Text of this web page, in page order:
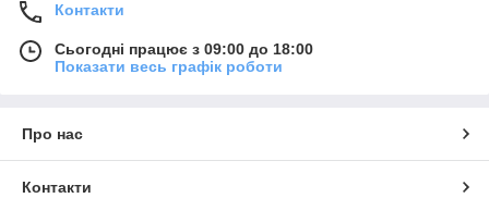
Контакти
Сьогодні працює з 09:00 до 18:00
Показати весь графік роботи
Про нас
Контакти